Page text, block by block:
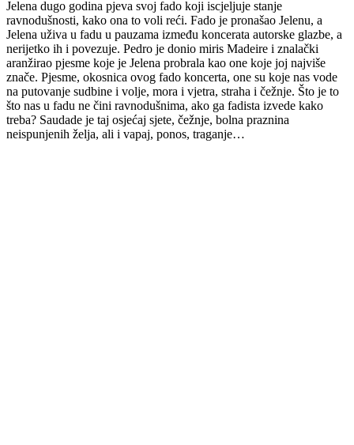
Jelena dugo godina pjeva svoj fado koji iscjeljuje stanje
ravnodušnosti, kako ona to voli reći. Fado je pronašao Jelenu, a
Jelena uživa u fadu u pauzama između koncerata autorske glazbe, a
nerijetko ih i povezuje. Pedro je donio miris Madeire i znalački
aranžirao pjesme koje je Jelena probrala kao one koje joj najviše
znače. Pjesme, okosnica ovog fado koncerta, one su koje nas vode
na putovanje sudbine i volje, mora i vjetra, straha i čežnje. Što je to
što nas u fadu ne čini ravnodušnima, ako ga fadista izvede kako
treba? Saudade je taj osjećaj sjete, čežnje, bolna praznina
neispunjenih želja, ali i vapaj, ponos, traganje…